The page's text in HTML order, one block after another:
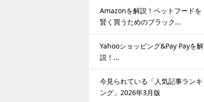
Amazonを解説！ペットフードを
賢く買うためのブラック...
Yahooショッピング&Pay Payを解
説！...
今見られている「人気記事ランキ
ング」2026年3月版